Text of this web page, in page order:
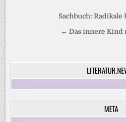
Sachbuch:
← Das innere Kind
META